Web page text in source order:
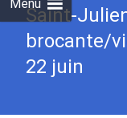
Menu
Saint-
brocante/
22 juin